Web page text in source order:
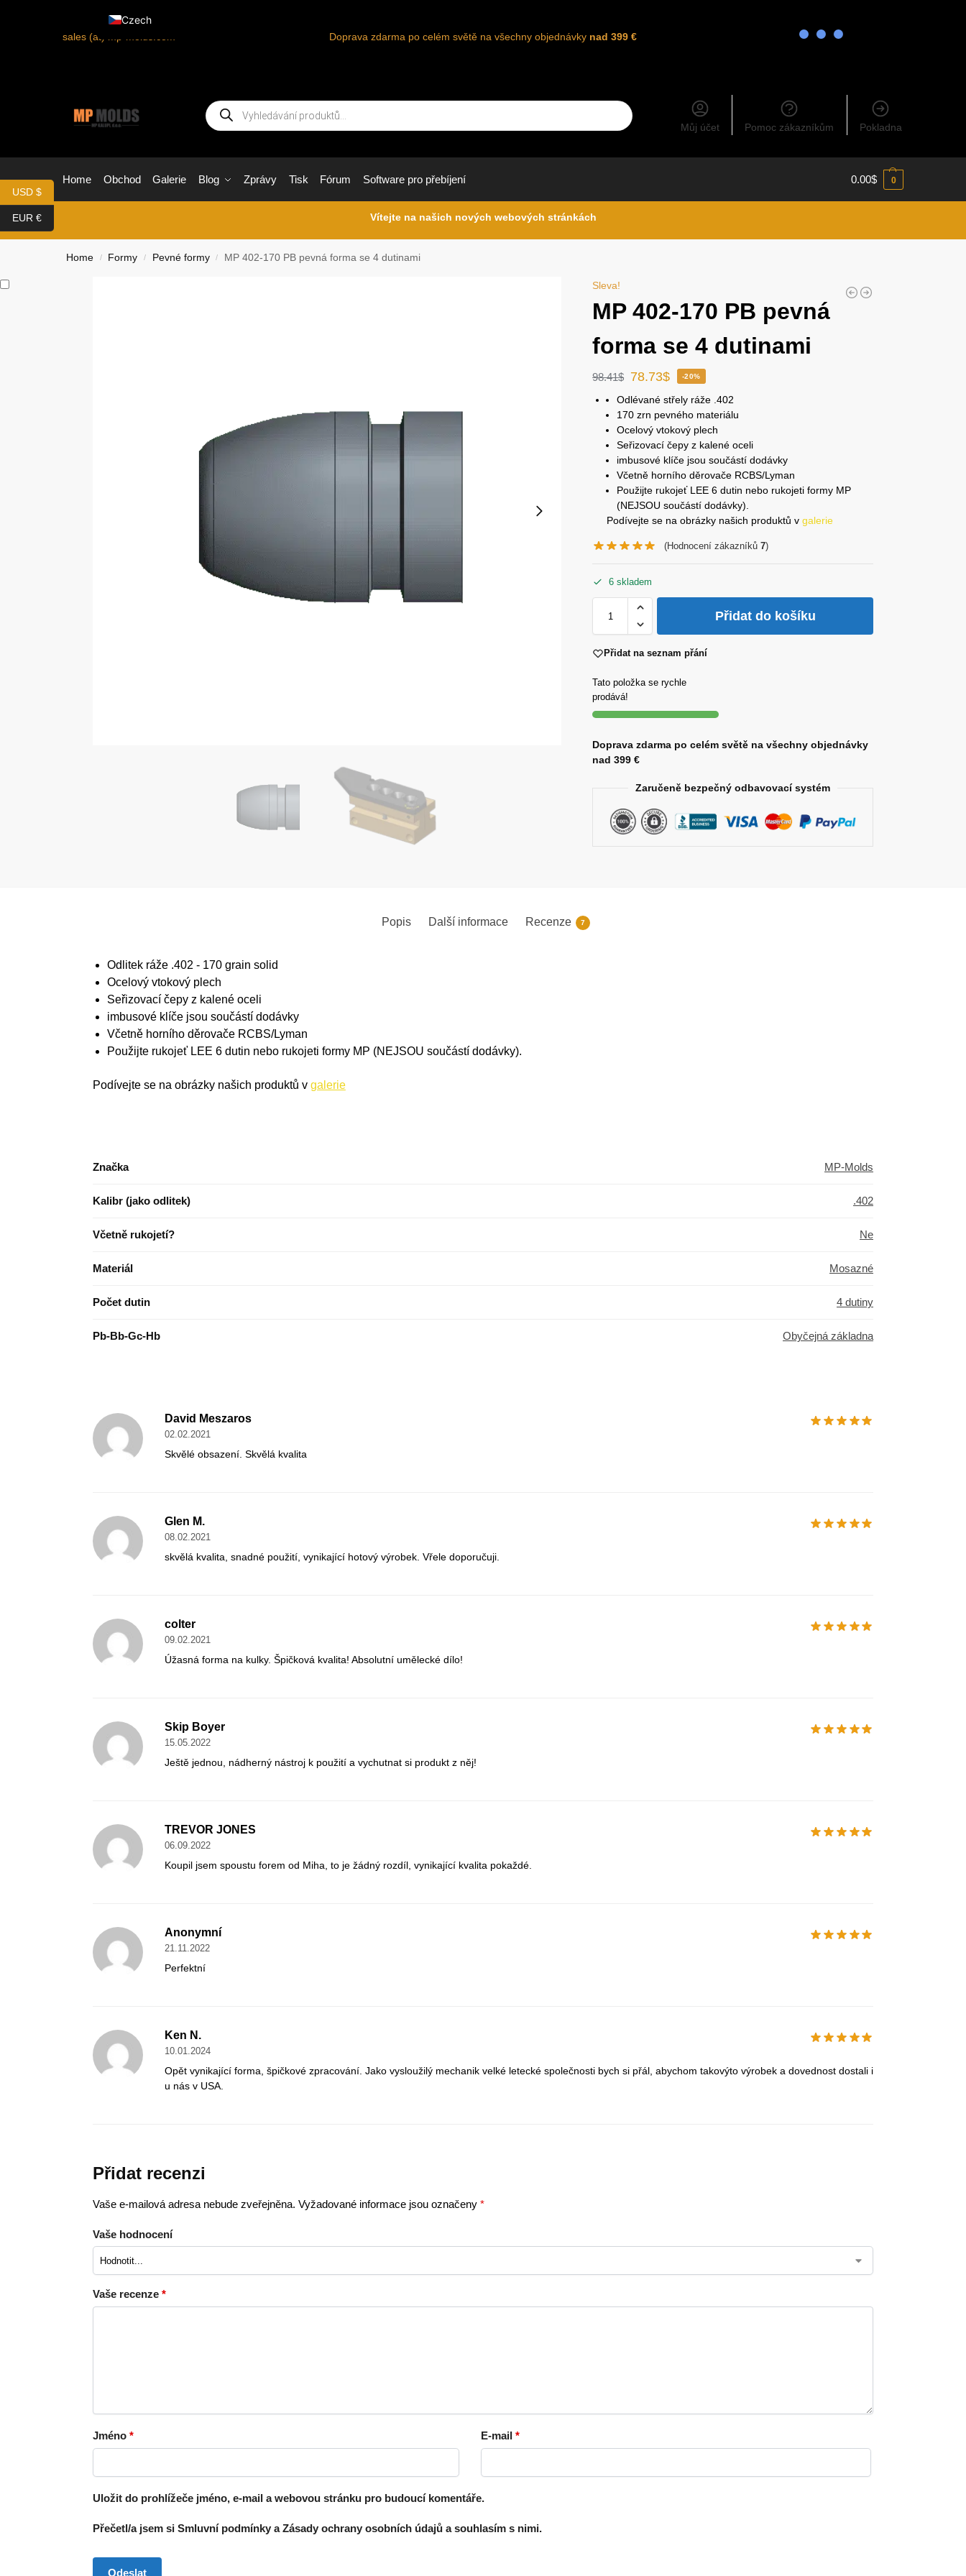
sales (at) mp-molds.com Doprava zdarma po celém světě na všechny objednávky nad 399 €
Můj účet Pomoc zákazníkům Pokladna
Home Obchod Galerie Blog Zprávy Tisk Fórum Software pro přebíjení 0.00$ 0
Vítejte na našich nových webových stránkách
Home / Formy / Pevné formy / MP 402-170 PB pevná forma se 4 dutinami
Sleva!
MP 402-170 PB pevná
forma se 4 dutinami
98.41$ 78.73$ -20%
Odlévané střely ráže .402
170 zrn pevného materiálu
Ocelový vtokový plech
Seřizovací čepy z kalené oceli
imbusové klíče jsou součástí dodávky
Včetně horního děrovače RCBS/Lyman
Použijte rukojeť LEE 6 dutin nebo rukojeti formy MP
(NEJSOU součástí dodávky).
Podívejte se na obrázky našich produktů vgalerie
(Hodnocení zákazníků 7)
6 skladem
Přidat do košíku
Přidat na seznam přání
Tato položka se rychle
prodává!
Doprava zdarma po celém světě na všechny objednávky
nad 399 €
Zaručeně bezpečný odbavovací systém
Popis Další informace Recenze 7
Odlitek ráže .402 - 170 grain solid
Ocelový vtokový plech
Seřizovací čepy z kalené oceli
imbusové klíče jsou součástí dodávky
Včetně horního děrovače RCBS/Lyman
Použijte rukojeť LEE 6 dutin nebo rukojeti formy MP (NEJSOU součástí dodávky).
Podívejte se na obrázky našich produktů v galerie
Značka MP-Molds
Kalibr (jako odlitek) .402
Včetně rukojetí? Ne
Materiál Mosazné
Počet dutin 4 dutiny
Pb-Bb-Gc-Hb Obyčejná základna
David Meszaros
02.02.2021
Skvělé obsazení. Skvělá kvalita
Glen M.
08.02.2021
skvělá kvalita, snadné použití, vynikající hotový výrobek. Vřele doporučuji.
colter
09.02.2021
Úžasná forma na kulky. Špičková kvalita! Absolutní umělecké dílo!
Skip Boyer
15.05.2022
Ještě jednou, nádherný nástroj k použití a vychutnat si produkt z něj!
TREVOR JONES
06.09.2022
Koupil jsem spoustu forem od Miha, to je žádný rozdíl, vynikající kvalita pokaždé.
Anonymní
21.11.2022
Perfektní
Ken N.
10.01.2024
Opět vynikající forma, špičkové zpracování. Jako vysloužilý mechanik velké letecké společnosti bych si přál, abychom takovýto výrobek a dovednost dostali i
u nás v USA.
Přidat recenzi
Vaše e-mailová adresa nebude zveřejněna. Vyžadované informace jsou označeny *
Vaše hodnocení
Vaše recenze *
Jméno * E-mail *
Uložit do prohlížeče jméno, e-mail a webovou stránku pro budoucí komentáře.
Přečetl/a jsem si Smluvní podmínky a Zásady ochrany osobních údajů a souhlasím s nimi.
USD $
EUR €
Czech